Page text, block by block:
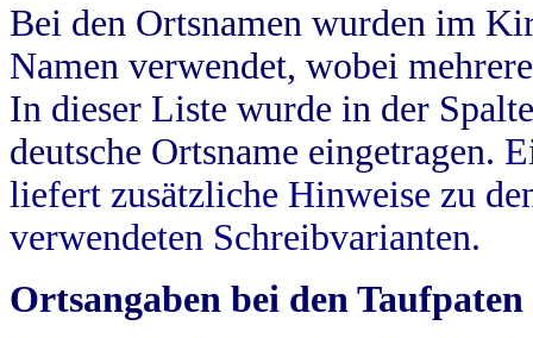
Bei den Ortsnamen wurden im
Namen verwendet, wobei
In dieser Liste wurde in der
deutsche Ortsname eingetragen.
liefert zusätzliche Hinweise zu
verwendeten Schreibvarianten.
Ortsangaben bei den Taufpaten